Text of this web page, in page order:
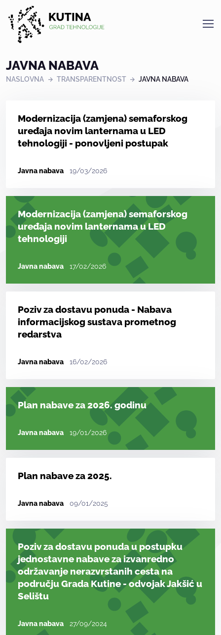
Kutina
JAVNA NABAVA
NASLOVNA TRANSPARENTNOST JAVNA NABAVA
Modernizacija (zamjena) semaforskog
uređaja novim lanternama u LED
tehnologiji - ponovljeni postupak
Javna nabava 19/03/2026
Modernizacija (zamjena) semaforskog
uređaja novim lanternama u LED
tehnologiji
Javna nabava 17/02/2026
Poziv za dostavu ponuda - Nabava
informacijskog sustava prometnog
redarstva
Javna nabava 16/02/2026
Plan nabave za 2026. godinu
Javna nabava 19/01/2026
Plan nabave za 2025.
Javna nabava 09/01/2025
Poziv za dostavu ponuda u postupku
jednostavne nabave za izvanredno
održavanje nerazvrstanih cesta na
području Grada Kutine - odvojak Jakšić u
Selištu
Javna nabava 27/09/2024